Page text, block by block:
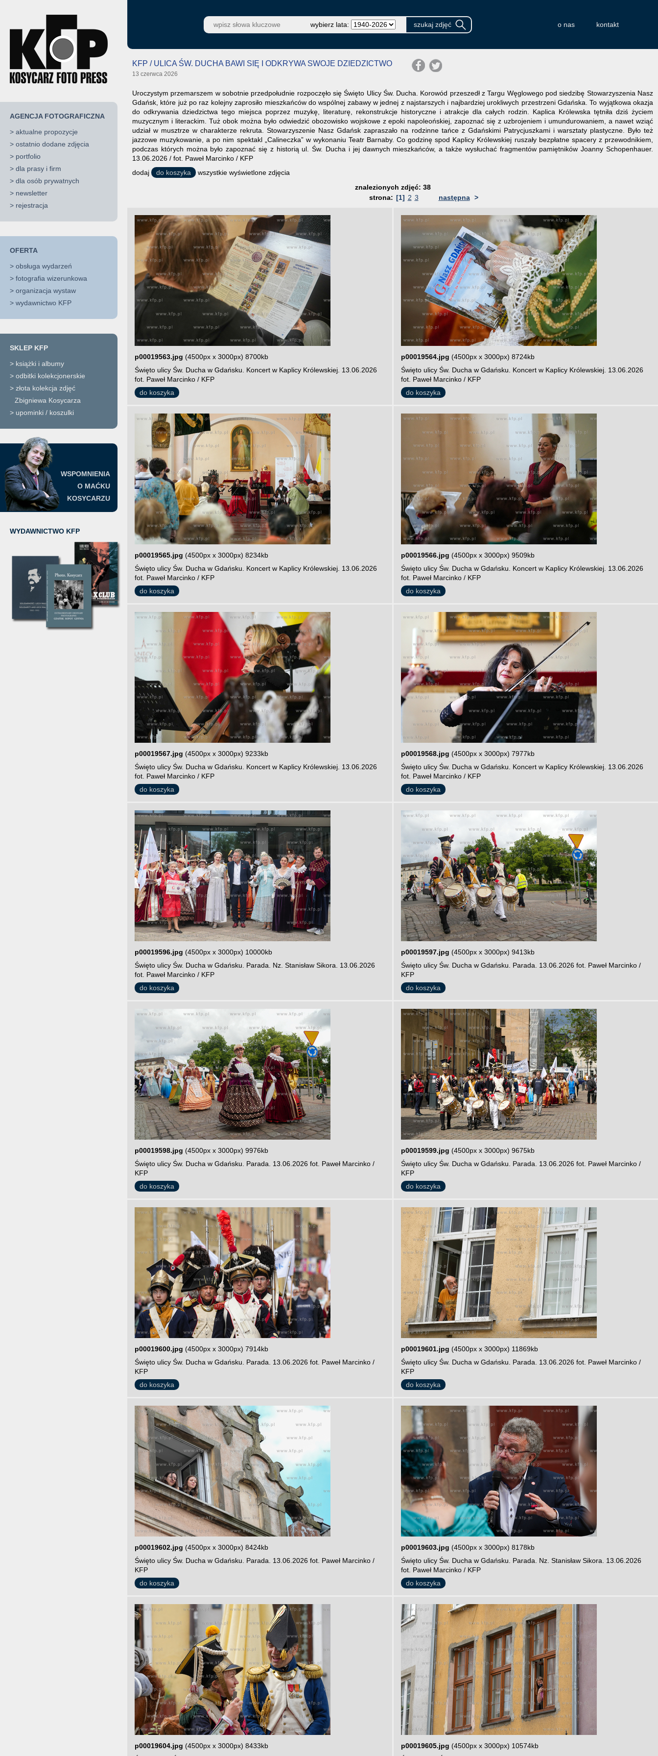
AGENCJA FOTOGRAFICZNA
> aktualne propozycje
> ostatnio dodane zdjęcia
> portfolio
> dla prasy i firm
> dla osób prywatnych
> newsletter
> rejestracja
OFERTA
> obsługa wydarzeń
> fotografia wizerunkowa
> organizacja wystaw
> wydawnictwo KFP
SKLEP KFP
> książki i albumy
> odbitki kolekcjonerskie
> złota kolekcja zdjęć
Zbigniewa Kosycarza
> upominki / koszulki
WSPOMNIENIA
O MAĆKU
KOSYCARZU
WYDAWNICTWO KFP
wybierz lata: o nas kontakt
KFP / ULICA ŚW. DUCHA BAWI SIĘ I ODKRYWA SWOJE DZIEDZICTWO
13 czerwca 2026
Uroczystym przemarszem w sobotnie przedpołudnie rozpoczęło się Święto Ulicy Św. Ducha. Korowód przeszedł z Targu Węglowego pod siedzibę Stowarzyszenia Nasz
Gdańsk, które już po raz kolejny zaprosiło mieszkańców do wspólnej zabawy w jednej z najstarszych i najbardziej urokliwych przestrzeni Gdańska. To wyjątkowa okazja
do odkrywania dziedzictwa tego miejsca poprzez muzykę, literaturę, rekonstrukcje historyczne i atrakcje dla całych rodzin. Kaplica Królewska tętniła dziś życiem
muzycznym i literackim. Tuż obok można było odwiedzić obozowisko wojskowe z epoki napoleońskiej, zapoznać się z uzbrojeniem i umundurowaniem, a nawet wziąć
udział w musztrze w charakterze rekruta. Stowarzyszenie Nasz Gdańsk zapraszało na rodzinne tańce z Gdańskimi Patrycjuszkami i warsztaty plastyczne. Było też
jazzowe muzykowanie, a po nim spektakl „Calineczka” w wykonaniu Teatr Barnaby. Co godzinę spod Kaplicy Królewskiej ruszały bezpłatne spacery z przewodnikiem,
podczas których można było zapoznać się z historią ul. Św. Ducha i jej dawnych mieszkańców, a także wysłuchać fragmentów pamiętników Joanny Schopenhauer.
13.06.2026 / fot. Paweł Marcinko / KFP
dodaj
do koszyka
wszystkie wyświetlone zdjęcia
znalezionych zdjęć: 38
strona: [1] 2 3 następna >
p00019563.jpg (4500px x 3000px) 8700kb
Święto ulicy Św. Ducha w Gdańsku. Koncert w Kaplicy Królewskiej. 13.06.2026
fot. Paweł Marcinko / KFP
do koszyka
p00019564.jpg (4500px x 3000px) 8724kb
Święto ulicy Św. Ducha w Gdańsku. Koncert w Kaplicy Królewskiej. 13.06.2026
fot. Paweł Marcinko / KFP
do koszyka
p00019565.jpg (4500px x 3000px) 8234kb
Święto ulicy Św. Ducha w Gdańsku. Koncert w Kaplicy Królewskiej. 13.06.2026
fot. Paweł Marcinko / KFP
do koszyka
p00019566.jpg (4500px x 3000px) 9509kb
Święto ulicy Św. Ducha w Gdańsku. Koncert w Kaplicy Królewskiej. 13.06.2026
fot. Paweł Marcinko / KFP
do koszyka
p00019567.jpg (4500px x 3000px) 9233kb
Święto ulicy Św. Ducha w Gdańsku. Koncert w Kaplicy Królewskiej. 13.06.2026
fot. Paweł Marcinko / KFP
do koszyka
p00019568.jpg (4500px x 3000px) 7977kb
Święto ulicy Św. Ducha w Gdańsku. Koncert w Kaplicy Królewskiej. 13.06.2026
fot. Paweł Marcinko / KFP
do koszyka
p00019596.jpg (4500px x 3000px) 10000kb
Święto ulicy Św. Ducha w Gdańsku. Parada. Nz. Stanisław Sikora. 13.06.2026
fot. Paweł Marcinko / KFP
do koszyka
p00019597.jpg (4500px x 3000px) 9413kb
Święto ulicy Św. Ducha w Gdańsku. Parada. 13.06.2026 fot. Paweł Marcinko /
KFP
do koszyka
p00019598.jpg (4500px x 3000px) 9976kb
Święto ulicy Św. Ducha w Gdańsku. Parada. 13.06.2026 fot. Paweł Marcinko /
KFP
do koszyka
p00019599.jpg (4500px x 3000px) 9675kb
Święto ulicy Św. Ducha w Gdańsku. Parada. 13.06.2026 fot. Paweł Marcinko /
KFP
do koszyka
p00019600.jpg (4500px x 3000px) 7914kb
Święto ulicy Św. Ducha w Gdańsku. Parada. 13.06.2026 fot. Paweł Marcinko /
KFP
do koszyka
p00019601.jpg (4500px x 3000px) 11869kb
Święto ulicy Św. Ducha w Gdańsku. Parada. 13.06.2026 fot. Paweł Marcinko /
KFP
do koszyka
p00019602.jpg (4500px x 3000px) 8424kb
Święto ulicy Św. Ducha w Gdańsku. Parada. 13.06.2026 fot. Paweł Marcinko /
KFP
do koszyka
p00019603.jpg (4500px x 3000px) 8178kb
Święto ulicy Św. Ducha w Gdańsku. Parada. Nz. Stanisław Sikora. 13.06.2026
fot. Paweł Marcinko / KFP
do koszyka
p00019604.jpg (4500px x 3000px) 8433kb
p00019605.jpg (4500px x 3000px) 10574kb